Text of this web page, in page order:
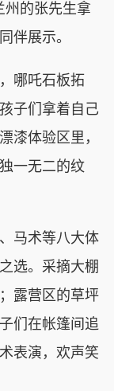
州的张先生拿
伴展示。
哪吒石板拓
子们拿着自己
漆体验区里，
一无二的纹
马术等八大体
选。采摘大棚
露营区的草坪
们在帐篷间追
表演，欢声笑